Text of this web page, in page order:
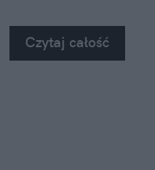
Czytaj całość